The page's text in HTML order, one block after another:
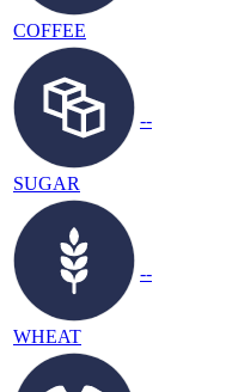
COFFEE
SUGAR
--
WHEAT
--